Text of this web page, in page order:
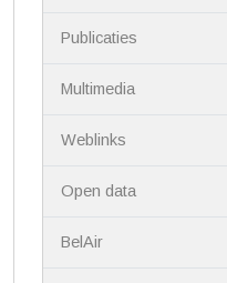
Publicaties
Multimedia
Weblinks
Open data
BelAir